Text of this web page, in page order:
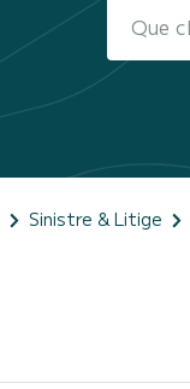
Sinistre & Litige